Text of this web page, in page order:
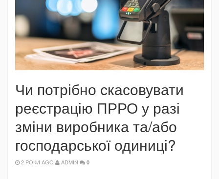
Чи потрібно скасовувати
реєстрацію ПРРО у разі
зміни виробника та/або
господарської одиниці?
2 РОКИ AGO ADMIN 0